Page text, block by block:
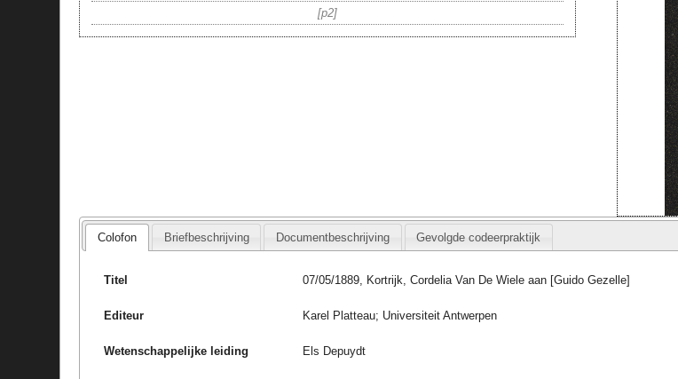
p2
Colofon Briefbeschrijving Documentbeschrijving Gevolgde codeerpraktijk
Titel 07/05/1889, Kortrijk, Cordelia Van De Wiele aan [Guido Gezelle]
Editeur Karel Platteau; Universiteit Antwerpen
Wetenschappelijke leiding Els Depuydt